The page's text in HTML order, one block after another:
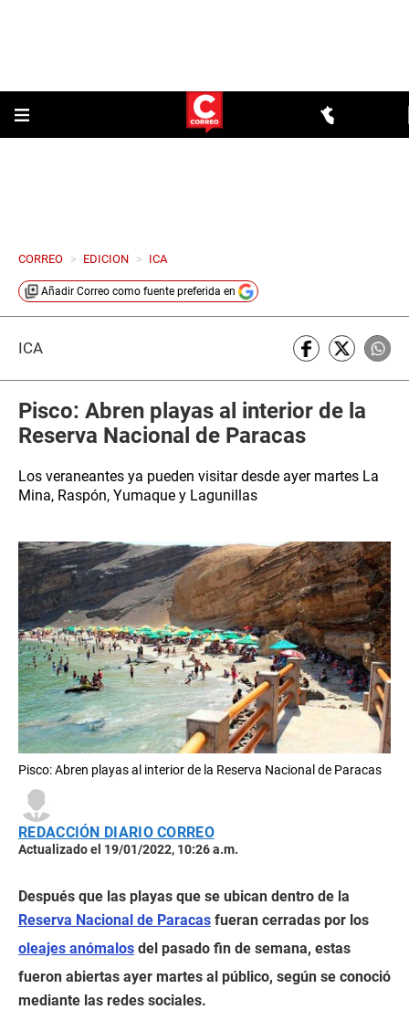
CORREO > EDICION > ICA
Añadir Correo como fuente preferida en
ICA
Pisco: Abren playas al interior de la
Reserva Nacional de Paracas
Los veraneantes ya pueden visitar desde ayer martes La
Mina, Raspón, Yumaque y Lagunillas
Pisco: Abren playas al interior de la Reserva Nacional de Paracas
REDACCIÓN DIARIO CORREO
Actualizado el 19/01/2022, 10:26 a.m.
Después que las playas que se ubican dentro de la
Reserva Nacional de Paracas fueran cerradas por los
oleajes anómalos del pasado fin de semana, estas
fueron abiertas ayer martes al público, según se conoció
mediante las redes sociales.